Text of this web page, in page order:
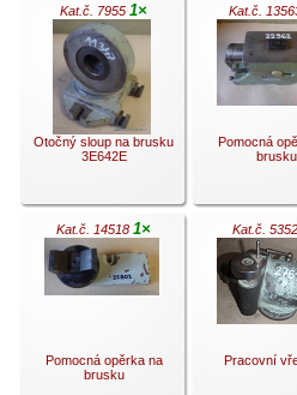
. .
Kat.č. 7955 1×
Otočný sloup na brusku
3E642E
.
Kat.č.
Pomocná
brusku
.
Kat.č. 14518 1×
Pomocná opěrka na
brusku
Kat.č. 5352
Pracovní